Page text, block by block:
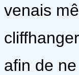
venais
afin de